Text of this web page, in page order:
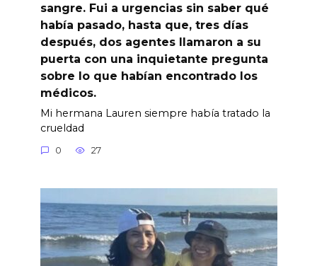
sangre. Fui a urgencias sin saber qué
había pasado, hasta que, tres días
después, dos agentes llamaron a su
puerta con una inquietante pregunta
sobre lo que habían encontrado los
médicos.
Mi hermana Lauren siempre había tratado la
crueldad
0 27